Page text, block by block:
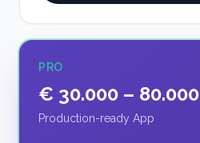
PRO
€ 30.000 – 80.000
Production-ready App